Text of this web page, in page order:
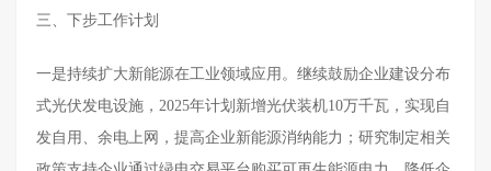
三、下步工作计划
一是持续扩大新能源在工业领域应用。继续鼓励企业建设分布
式光伏发电设施，2025年计划新增光伏装机10万千瓦，实现自
发自用、余电上网，提高企业新能源消纳能力；研究制定相关